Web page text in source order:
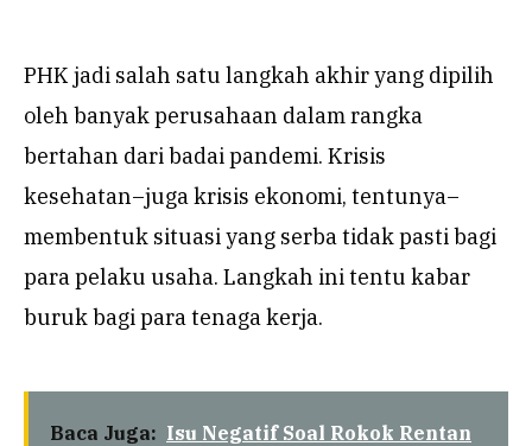
PHK jadi salah satu langkah akhir yang dipilih
oleh banyak perusahaan dalam rangka
bertahan dari badai pandemi. Krisis
kesehatan–juga krisis ekonomi, tentunya–
membentuk situasi yang serba tidak pasti bagi
para pelaku usaha. Langkah ini tentu kabar
buruk bagi para tenaga kerja.
Baca Juga: Isu Negatif Soal Rokok Rentan